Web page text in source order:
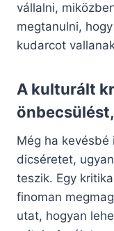
vállalni,
megtanulni,
kudarcot
A kulturált
Még ha
dicséretet,
teszik. Egy
finoman
utat, hogyan